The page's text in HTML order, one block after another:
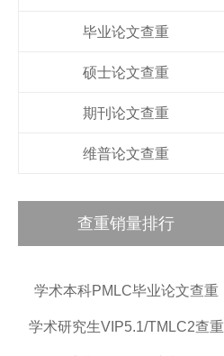
毕业论文查重
硕士论文查重
期刊论文查重
维普论文查重
查重销量排行
学术本科PMLC毕业论文查重
学术研究生VIP5.1/TMLC2查重